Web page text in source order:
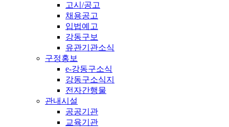
고시/공고
채용공고
입법예고
강동구보
유관기관소식
구정홍보
e-강동구소식
강동구소식지
전자간행물
관내시설
공공기관
교육기관